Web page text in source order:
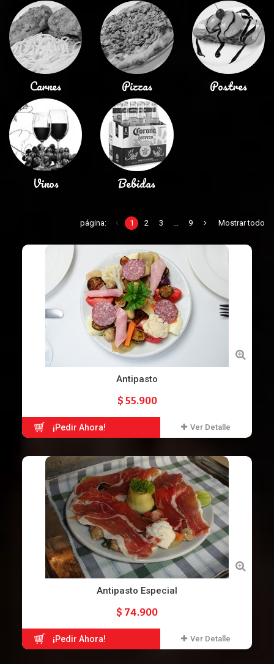
Carnes Pizzas Postres
Vinos Bebidas
Mostrar todo
1 2 3 9
página:
Antipasto
$ 55.900
¡Pedir Ahora! Ver Detalle
Antipasto Especial
$ 74.900
¡Pedir Ahora! Ver Detalle